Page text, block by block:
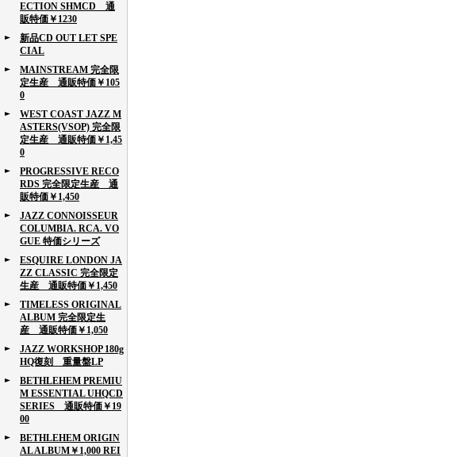
ECTION SHMCD 通
販特価￥1230
新品CD OUT LET SPE
CIAL
MAINSTREAM 完全限
定生産 通販特価￥105
0
WEST COAST JAZZ M
ASTERS(VSOP) 完全限
定生産 通販特価￥1,45
0
PROGRESSIVE RECO
RDS 完全限定生産 通
販特価￥1,450
JAZZ CONNOISSEUR
COLUMBIA. RCA. VO
GUE 特価シリーズ
ESQUIRE LONDON JA
ZZ CLASSIC 完全限定
生産 通販特価￥1,450
TIMELESS ORIGINAL
ALBUM 完全限定生
産 通販特価￥1,050
JAZZ WORKSHOP 180g
HQ復刻 重量盤LP
BETHLEHEM PREMIU
M ESSENTIAL UHQCD
SERIES 通販特価￥19
00
BETHLEHEM ORIGIN
AL ALBUM￥1,000 REI